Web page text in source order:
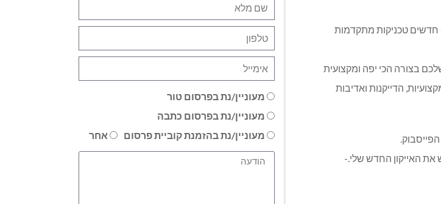
חדשים טכניקות מתקדמות
בצורה הכי יפה ומקצועית
הדייקנות ואדיבות
את האייקון החדש שלי.-
מעוניין/נת בפרסום טור
מעוניין/נת בפרסום כתבה
מעוניין/נת בהזמנת קוביית פרסום
אחר